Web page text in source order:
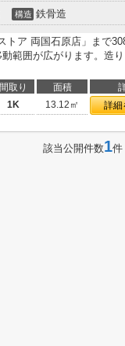
構造 鉄骨造
トア 両国石原店」まで
範囲が広がります。造
間取り 面積
1K 13.12㎡ 詳細
該当公開件数1